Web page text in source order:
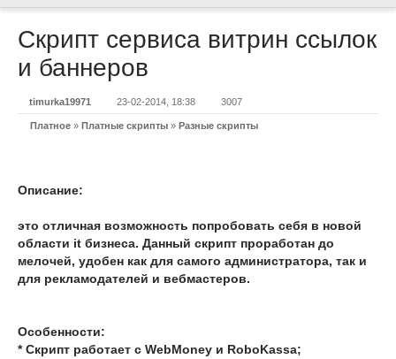
Скрипт сервиса витрин ссылок
и баннеров
timurka19971 23-02-2014, 18:38 3007
Платное » Платные скрипты » Разные скрипты
Описание:
это отличная возможность попробовать себя в новой
области it бизнеса. Данный скрипт проработан до
мелочей, удобен как для самого администратора, так и
для рекламодателей и вебмастеров.
Особенности:
* Скрипт работает с WebMoney и RoboKassa;